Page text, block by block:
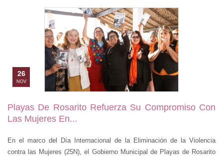
26
NOV
Playas De Rosarito Refuerza Su Compromiso Con
Las Mujeres En...
En el marco del Día Internacional de la Eliminación de la Violencia
contra las Mujeres (25N), el Gobierno Municipal de Playas de Rosarito